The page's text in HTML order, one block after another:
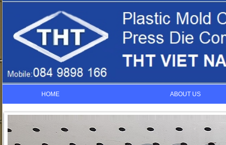
HOME ABOUT US